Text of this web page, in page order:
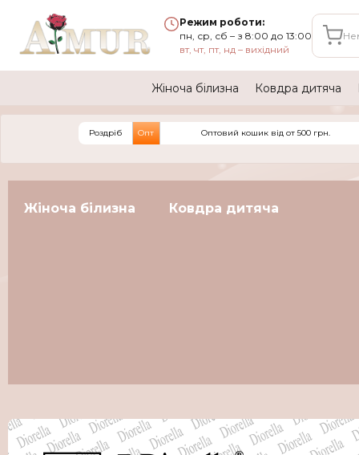
Режим роботи:
пн, ср, сб – з 8:00 до 13:00
вт, чт, пт, нд – вихідний
Жіноча білизна Ковдра дитяча
Роздріб Опт Оптовий кошик вiд от 500 грн.
Жіноча білизна Ковдра дитяча